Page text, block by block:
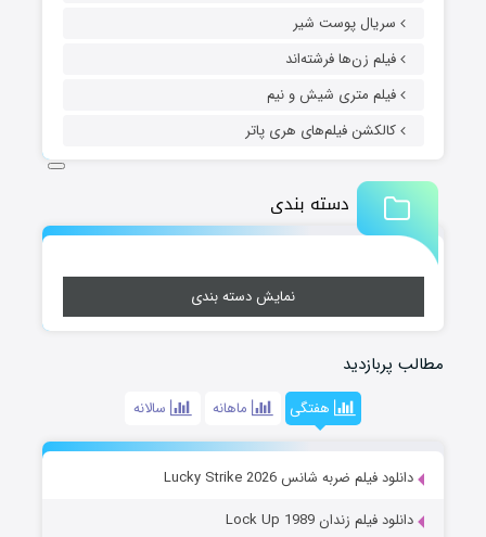
سریال پوست شیر
فیلم زن‌ها فرشته‌اند
فیلم متری شیش و نیم
کالکشن فیلم‌های هری پاتر
دسته بندی
نمایش دسته بندی
مطالب پربازدید
هفتگی ماهانه سالانه
دانلود فیلم ضربه شانس Lucky Strike 2026
دانلود فیلم زندان Lock Up 1989